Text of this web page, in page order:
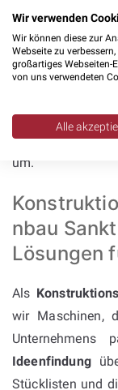
Unsere
Maschinenbau
fertigen
bestehende
werden, setzen
um.
nbau
Lösungen
Als
wir Maschinen,
Ideenfindung
Stücklisten und
Wir verwenden
Wir können diese zur
Webseite zu
großartiges Webseiten-
von uns verwendeten
Alle